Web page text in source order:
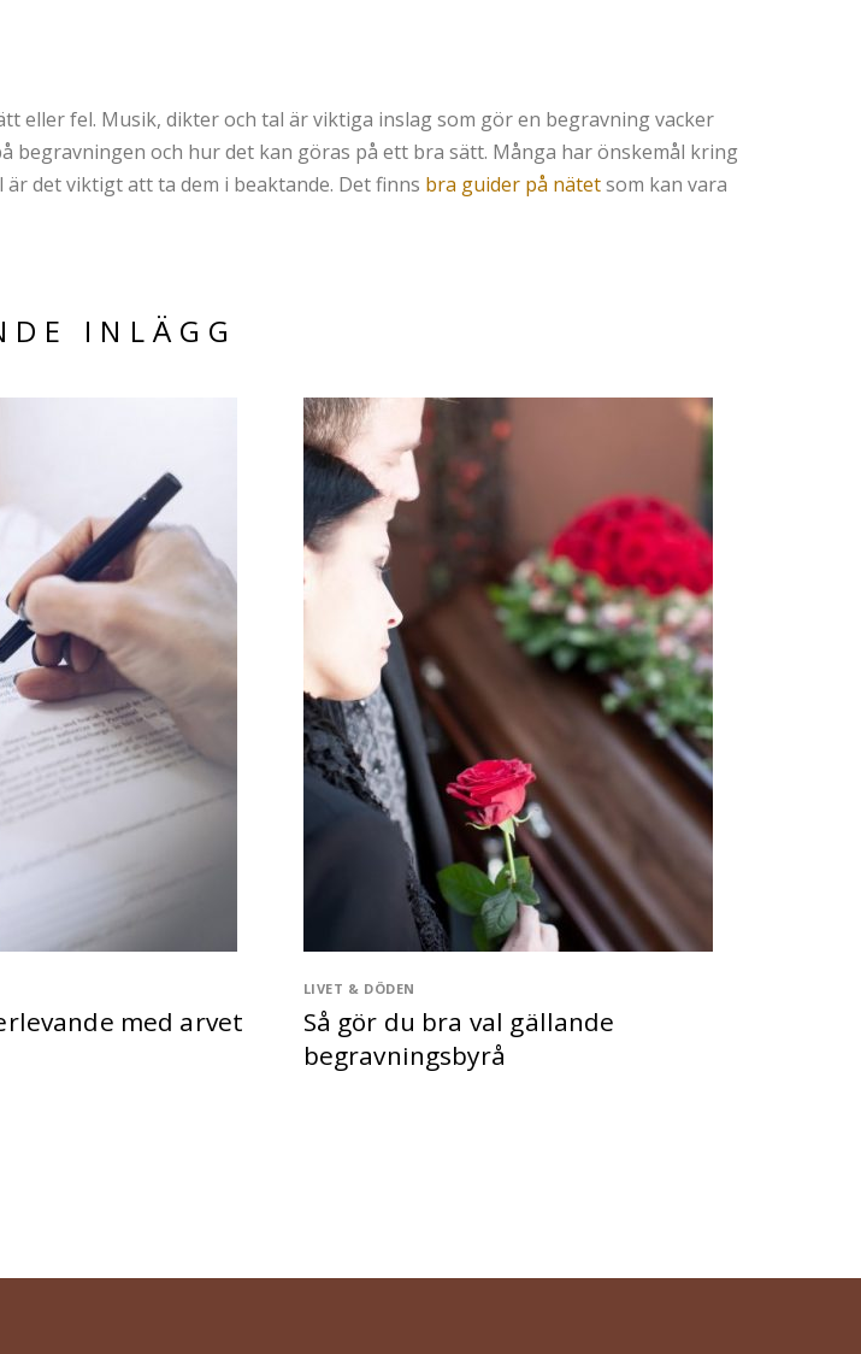
eller fel. Musik, dikter och tal är viktiga inslag som gör en begravning vacker
och hur det kan göras på ett bra sätt. Många har önskemål kring
det viktigt att ta dem i beaktande. Det finns bra guider på nätetsom kan vara
INLÄGG
med arvet
LIVET & DÖDEN
Så gör du bra val gällande
begravningsbyrå